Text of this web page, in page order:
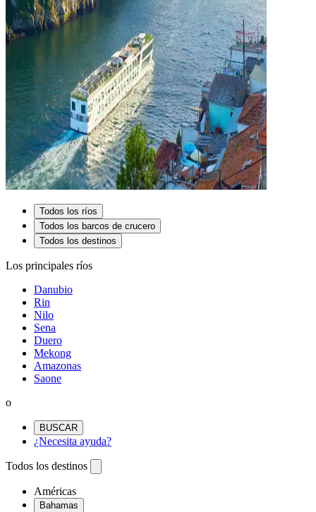
Todos los ríos
Todos los barcos de crucero
Todos los destinos
Los principales ríos
Danubio
Rin
Nilo
Sena
Duero
Mekong
Amazonas
Saone
o
BUSCAR
¿Necesita ayuda?
Todos los destinos
Américas
Bahamas